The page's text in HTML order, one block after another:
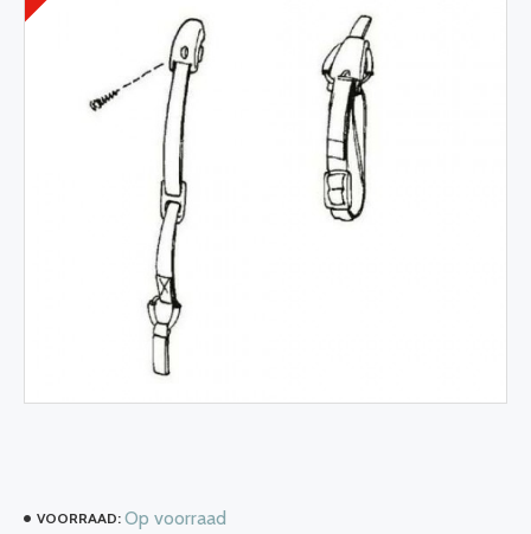
VOORRAAD: Op voorraad